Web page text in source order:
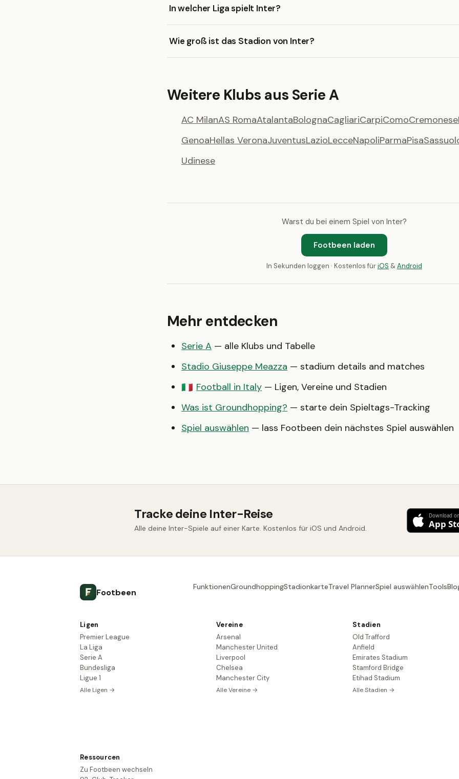
In welcher Liga spielt Inter?
Wie groß ist das Stadion von Inter?
Weitere Klubs aus Serie A
AC MilanAS RomaAtalantaBolognaCagliariCarpiComoCremonese
GenoaHellas VeronaJuventusLazioLecceNapoliParmaPisa
Udinese
Warst du bei einem Spiel von Inter?
Footbeen laden
In Sekunden loggen · Kostenlos füriOS &Android
Mehr entdecken
Serie A — alle Klubs und Tabelle
Stadio Giuseppe Meazza — stadium details and matches
🇮🇹 Football in Italy — Ligen, Vereine und Stadien
Was ist Groundhopping? — starte dein Spieltags-Tracking
Spiel auswählen — lass Footbeen dein nächstes Spiel auswählen
Tracke deine Inter-Reise
Alle deine Inter-Spiele auf einer Karte. Kostenlos für iOS und Android.
Footbeen
FunktionenGroundhoppingStadionkarteTravel PlannerSpiel auswählenTools
Ligen
Premier League
La Liga
Serie A
Bundesliga
Ligue 1
Alle Ligen →
Vereine
Arsenal
Manchester United
Liverpool
Chelsea
Manchester City
Alle Vereine →
Stadien
Old Trafford
Anfield
Emirates Stadium
Stamford Bridge
Etihad Stadium
Alle Stadien →
Ressourcen
Zu Footbeen wechseln